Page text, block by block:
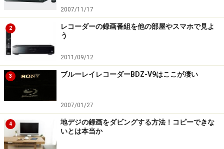
2007/11/17
2
レコーダーの録画番組を他の部屋やスマホで見よ
う
2011/09/12
3 ブルーレイレコーダーBDZ-V9はここが凄い
2007/01/27
4
地デジの録画をダビングする方法！コピーできな
いとは本当か